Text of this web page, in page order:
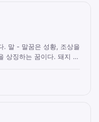
. 말 - 말꿈은 성황, 조상을
상징하는 꿈이다. 돼지 -